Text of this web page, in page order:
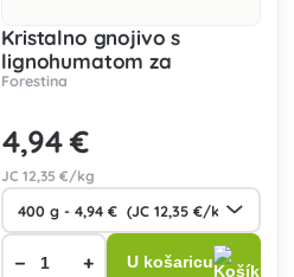
Kristalno gnojivo s
lignohumatom za
borovnice
Forestina
4,94 €
JC12,35 €/kg
− + U košaricu